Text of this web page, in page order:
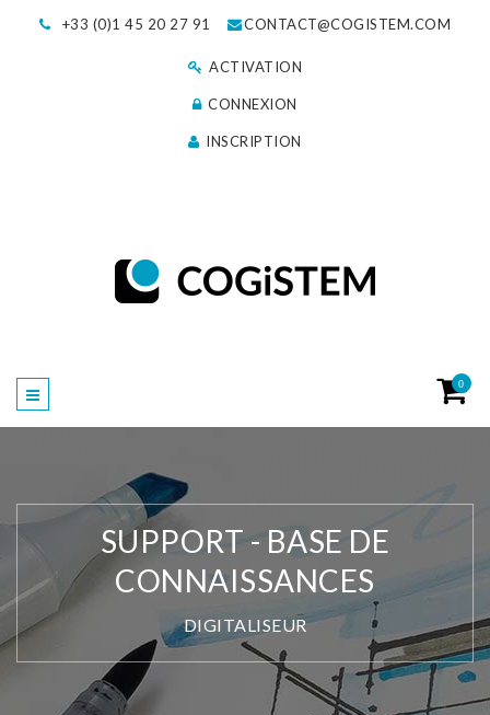
+33 (0)1 45 20 27 91 CONTACT@COGISTEM.COM
ACTIVATION
CONNEXION
INSCRIPTION
0
SUPPORT - BASE DE
CONNAISSANCES
DIGITALISEUR